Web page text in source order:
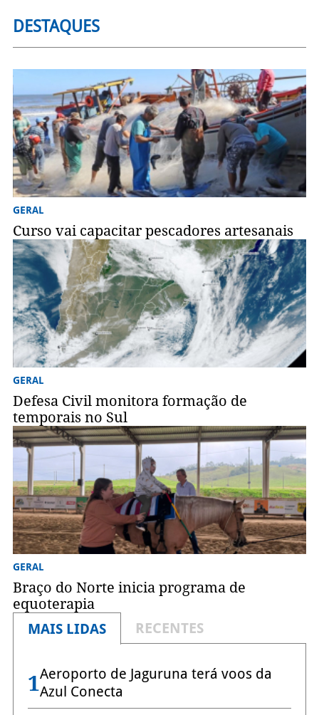
DESTAQUES
GERAL
Curso vai capacitar pescadores artesanais
GERAL
Defesa Civil monitora formação de
temporais no Sul
GERAL
Braço do Norte inicia programa de
equoterapia
MAIS LIDAS
RECENTES
1Aeroporto de Jaguruna terá voos da
Azul Conecta